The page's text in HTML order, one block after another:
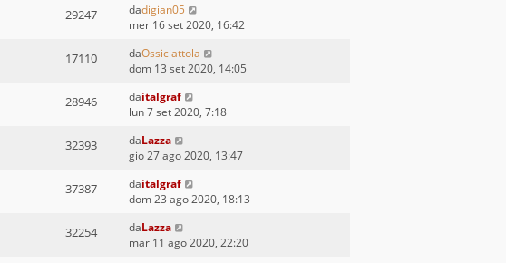
29247 dadigian05
mer 16 set 2020, 16:42
17110 daOssiciattola
dom 13 set 2020, 14:05
28946 daitalgraf
lun 7 set 2020, 7:18
32393 daLazza
gio 27 ago 2020, 13:47
37387 daitalgraf
dom 23 ago 2020, 18:13
32254 daLazza
mar 11 ago 2020, 22:20